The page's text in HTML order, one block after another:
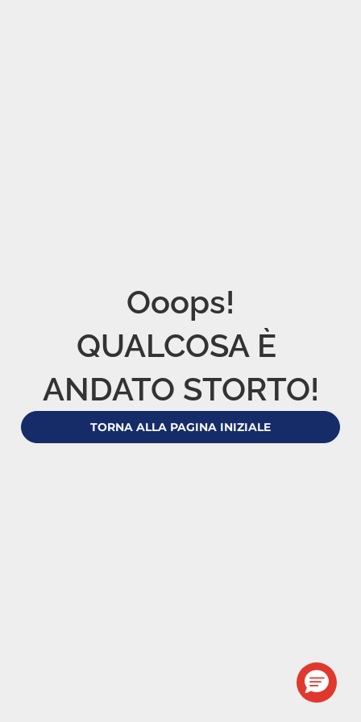
Ooops!
QUALCOSA È
ANDATO STORTO!
TORNA ALLA PAGINA INIZIALE